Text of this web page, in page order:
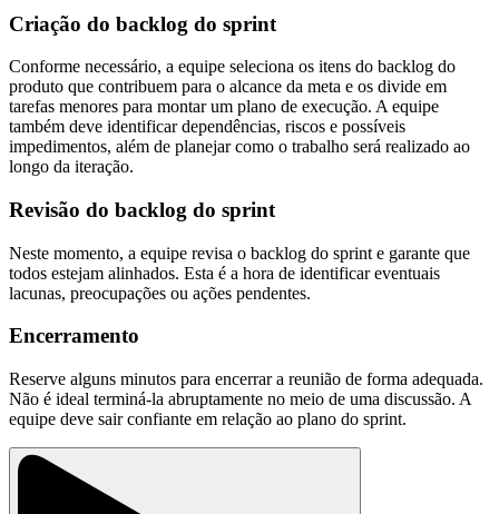
Criação do backlog do sprint
Conforme necessário, a equipe seleciona os itens do backlog do
produto que contribuem para o alcance da meta e os divide em
tarefas menores para montar um plano de execução. A equipe
também deve identificar dependências, riscos e possíveis
impedimentos, além de planejar como o trabalho será realizado ao
longo da iteração.
Revisão do backlog do sprint
Neste momento, a equipe revisa o backlog do sprint e garante que
todos estejam alinhados. Esta é a hora de identificar eventuais
lacunas, preocupações ou ações pendentes.
Encerramento
Reserve alguns minutos para encerrar a reunião de forma adequada.
Não é ideal terminá-la abruptamente no meio de uma discussão. A
equipe deve sair confiante em relação ao plano do sprint.